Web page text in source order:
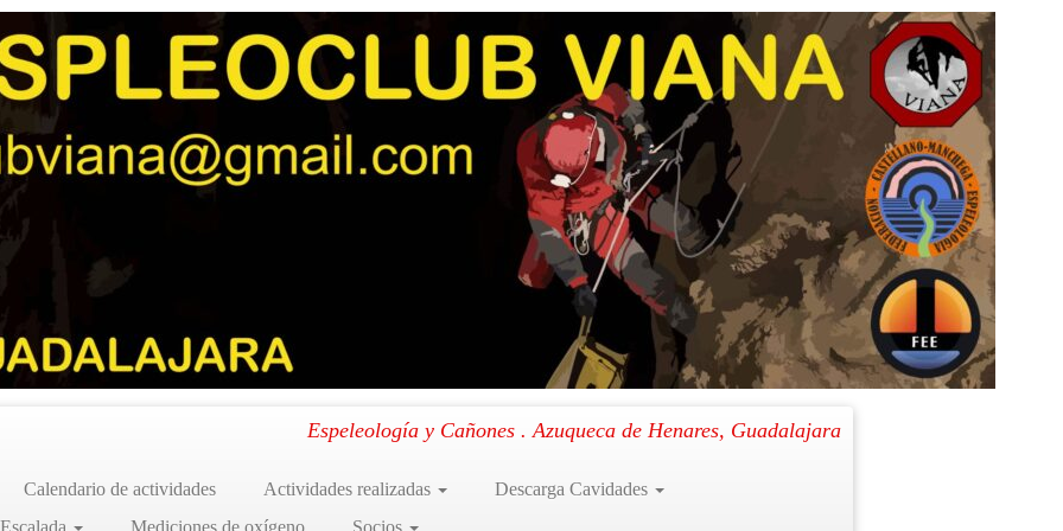
Espeleología y Cañones . Azuqueca de Henares, Guadalajara
Calendario de actividades Actividades realizadas
Descarga Cavidades
Mediciones de oxígeno Socios
Gándara
Siguiente →